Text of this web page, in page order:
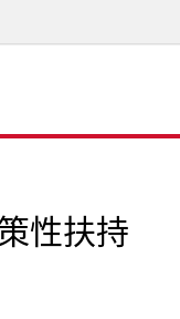
性扶持